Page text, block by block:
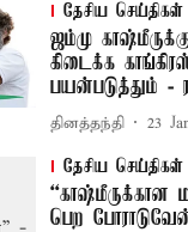
தேசிய செய்திகள்
ஜம்மு
கிடைக்க
பயன்படுத்தும் -
தினத்தந்தி 23
தேசிய செய்திகள்
“காஷ்மீருக்கான
பெற